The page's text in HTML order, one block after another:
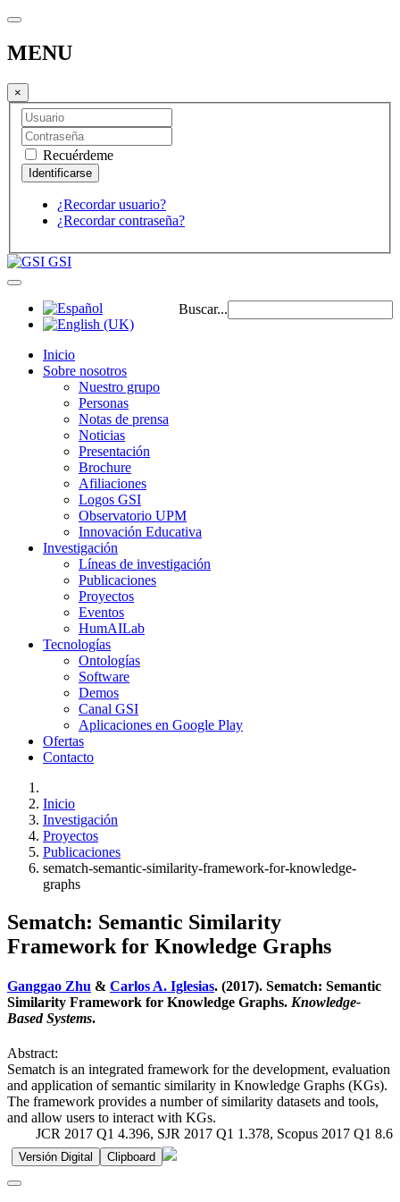
MENU
×
Recuérdeme
¿Recordar usuario?
¿Recordar contraseña?
GSI
Buscar...
Inicio
Sobre nosotros
Nuestro grupo
Personas
Notas de prensa
Noticias
Presentación
Brochure
Afiliaciones
Logos GSI
Observatorio UPM
Innovación Educativa
Investigación
Líneas de investigación
Publicaciones
Proyectos
Eventos
HumAILab
Tecnologías
Ontologías
Software
Demos
Canal GSI
Aplicaciones en Google Play
Ofertas
Contacto
Inicio
Investigación
Proyectos
Publicaciones
sematch-semantic-similarity-framework-for-knowledge-
graphs
Sematch: Semantic Similarity
Framework for Knowledge Graphs
Ganggao Zhu & Carlos A. Iglesias. (2017). Sematch: Semantic
Similarity Framework for Knowledge Graphs. Knowledge-
Based Systems.
Abstract:
Sematch is an integrated framework for the development, evaluation
and application of semantic similarity in Knowledge Graphs (KGs).
The framework provides a number of similarity datasets and tools,
and allow users to interact with KGs.
JCR 2017 Q1 4.396, SJR 2017 Q1 1.378, Scopus 2017 Q1 8.6
Versión Digital Clipboard